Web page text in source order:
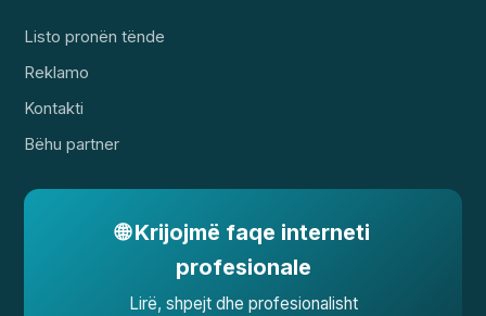
Listo pronën tënde
Reklamo
Kontakti
Bëhu partner
🌐 Krijojmë faqe interneti
profesionale
Lirë, shpejt dhe profesionalisht